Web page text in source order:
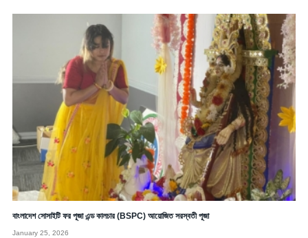
বাংলাদেশ সোসাইটি ফর পূজা এন্ড কালচার (BSPC) আয়োজিত সরস্বতী পূজা
January 25, 2026